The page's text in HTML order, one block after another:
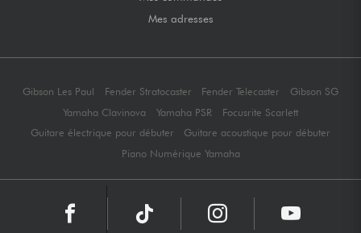
Mes adresses
Gibson Les Paul Fender Stratocaster Fender Telecaster
Gibson SG
Yamaha Clavinova
Yamaha PSR
Focusrite Scarlett
Guitare électrique pour débuter
Guitare acoustique pour débuter
Piano Numérique Yamaha